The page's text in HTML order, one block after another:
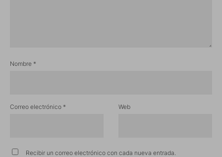
Nombre *
Correo electrónico * Web
Recibir un correo electrónico con cada nueva entrada.